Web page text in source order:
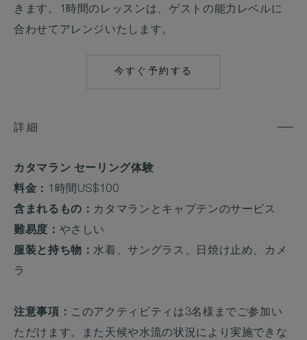
きます。1時間のレッスンは、ゲストの能力レベルに
合わせてアレンジいたします。
今すぐ予約する
MAILTO:
詳細
カタマラン セーリング体験
料金：
1時間US$100
含まれるもの： カタマランとキャプテンのサービス
難易度： やさしい
服装と持ち物：水着、サングラス、日焼け止め、カメ
ラ
注意事項： このアクティビティは3名様までご参加い
ただけます。また天候や水流の状況により実施できな